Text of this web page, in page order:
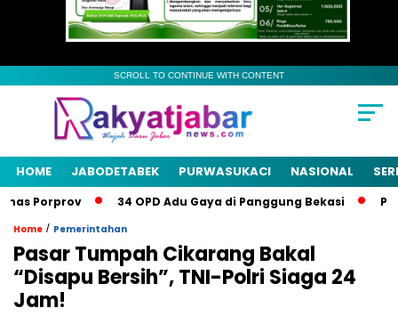
SCROLL TO CONTINUE WITH CONTENT
HOME JABODETABEK PURWASUKACI NASIONAL
Porprov 34 OPD Adu Gaya di Panggung Bekasi
Home / Pemerintahan
Pasar Tumpah Cikarang Bakal
“Disapu Bersih”, TNI-Polri Siaga 24
Jam!